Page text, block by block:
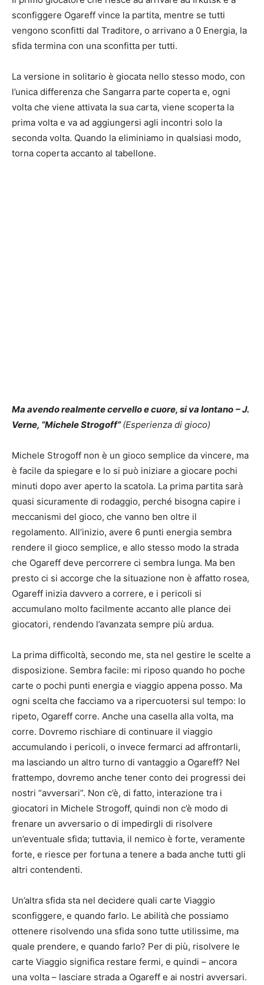
sconfiggere Ogareff vince la partita, mentre se tutti
vengono sconfitti dal Traditore, o arrivano a 0 Energia, la
sfida termina con una sconfitta per tutti.
La versione in solitario è giocata nello stesso modo, con
l’unica differenza che Sangarra parte coperta e, ogni
volta che viene attivata la sua carta, viene scoperta la
prima volta e va ad aggiungersi agli incontri solo la
seconda volta. Quando la eliminiamo in qualsiasi modo,
torna coperta accanto al tabellone.
Ma avendo realmente cervello e cuore, si va lontano – J.
Verne, “Michele Strogoff”(Esperienza di gioco)
Michele Strogoff non è un gioco semplice da vincere, ma
è facile da spiegare e lo si può iniziare a giocare pochi
minuti dopo aver aperto la scatola. La prima partita sarà
quasi sicuramente di rodaggio, perché bisogna capire i
meccanismi del gioco, che vanno ben oltre il
regolamento. All’inizio, avere 6 punti energia sembra
rendere il gioco semplice, e allo stesso modo la strada
che Ogareff deve percorrere ci sembra lunga. Ma ben
presto ci si accorge che la situazione non è affatto rosea,
Ogareff inizia davvero a correre, e i pericoli si
accumulano molto facilmente accanto alle plance dei
giocatori, rendendo l’avanzata sempre più ardua.
La prima difficoltà, secondo me, sta nel gestire le scelte a
disposizione. Sembra facile: mi riposo quando ho poche
carte o pochi punti energia e viaggio appena posso. Ma
ogni scelta che facciamo va a ripercuotersi sul tempo: lo
ripeto, Ogareff corre. Anche una casella alla volta, ma
corre. Dovremo rischiare di continuare il viaggio
accumulando i pericoli, o invece fermarci ad affrontarli,
ma lasciando un altro turno di vantaggio a Ogareff? Nel
frattempo, dovremo anche tener conto dei progressi dei
nostri “avversari”. Non c’è, di fatto, interazione tra i
giocatori in Michele Strogoff, quindi non c’è modo di
frenare un avversario o di impedirgli di risolvere
un’eventuale sfida; tuttavia, il nemico è forte, veramente
forte, e riesce per fortuna a tenere a bada anche tutti gli
altri contendenti.
Un’altra sfida sta nel decidere quali carte Viaggio
sconfiggere, e quando farlo. Le abilità che possiamo
ottenere risolvendo una sfida sono tutte utilissime, ma
quale prendere, e quando farlo? Per di più, risolvere le
carte Viaggio significa restare fermi, e quindi – ancora
una volta – lasciare strada a Ogareff e ai nostri avversari.